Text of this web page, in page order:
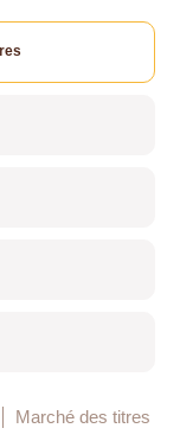
Marché des titres